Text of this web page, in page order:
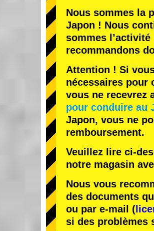
Nous sommes la
Japon ! Nous
sommes l’activité
recommandons
Attention ! Si
nécessaires pour
vous ne recevrez
pour conduire au
Japon, vous ne
remboursement.
Veuillez lire ci-
notre magasin
Nous vous
des documents
ou par e-mail (
si des problèmes